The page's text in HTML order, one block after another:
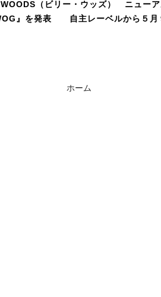
（ビリー・ウッズ） ニュー
』を発表 自主レーベルから５月
ホーム